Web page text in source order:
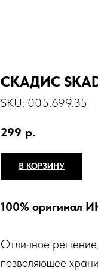
СКАДИС
SKU: 005.699.35
299 р.
В КОРЗИНУ
100% оригинал
Отличное
позволяющее